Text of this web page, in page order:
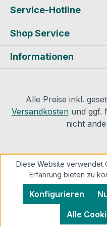
Sicherheitskomfort
einem einfachen
zum Klingentausch
unverzichtbar für
Arbeiten Produktsicherheit und
10 48153
MünsterMail:
Service-Hotline
Shop Service
Informationen
Alle Preise inkl.
Versandkostenund ggf.
nicht
Diese Website verwendet
Erfahrung bieten zu
Konfigurieren
Alle